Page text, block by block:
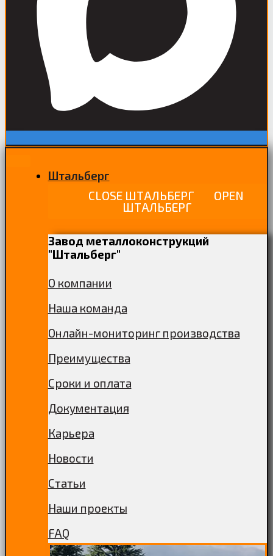
Штальберг
CLOSE ШТАЛЬБЕРГ
OPEN
ШТАЛЬБЕРГ
Завод металлоконструкций
"Штальберг"
О компании
Наша команда
Онлайн-мониторинг производства
Преимущества
Сроки и оплата
Документация
Карьера
Новости
Статьи
Наши проекты
FAQ